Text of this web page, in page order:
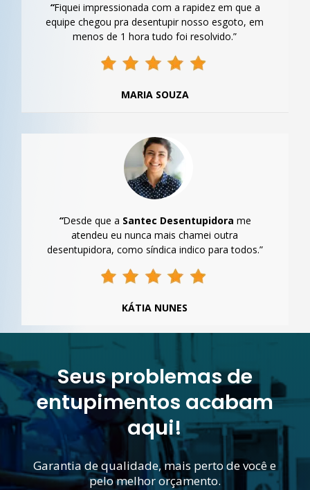
“Fiquei impressionada com a rapidez em que a
equipe chegou pra desentupir nosso esgoto, em
menos de 1 hora tudo foi resolvido.”
MARIA SOUZA
“Desde que a Santec Desentupidora me
atendeu eu nunca mais chamei outra
desentupidora, como síndica indico para todos.”
KÁTIA NUNES
Seus problemas de
entupimentos acabam
aqui!
Garantia de qualidade, mais perto de você e
pelo melhor orçamento.